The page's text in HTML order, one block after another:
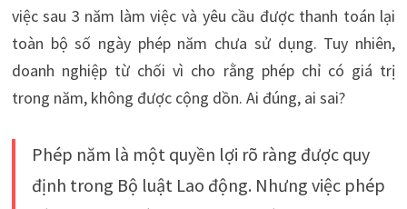
việc sau 3 năm làm việc và yêu cầu được thanh toán lại
toàn bộ số ngày phép năm chưa sử dụng. Tuy nhiên,
doanh nghiệp từ chối vì cho rằng phép chỉ có giá trị
trong năm, không được cộng dồn. Ai đúng, ai sai?
Phép năm là một quyền lợi rõ ràng được quy
định trong Bộ luật Lao động. Nhưng việc phép